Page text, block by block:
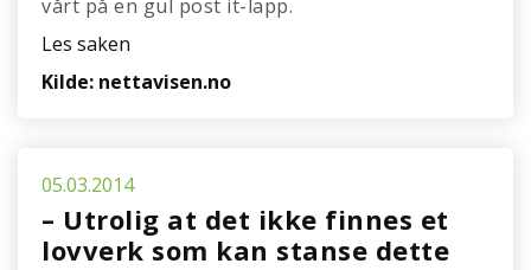
vårt på en gul post it-lapp.
Les saken
Kilde: nettavisen.no
05.03.2014
– Utrolig at det ikke finnes et
lovverk som kan stanse dette